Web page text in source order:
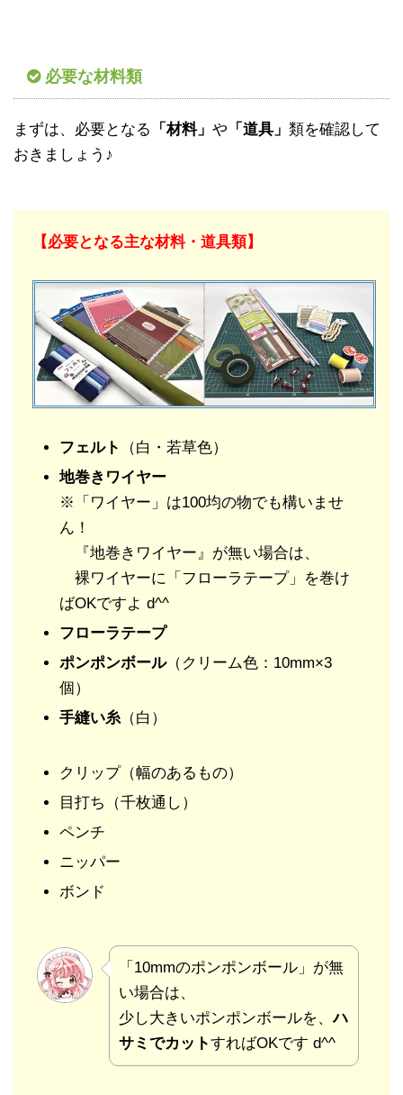
必要な材料類
まずは、必要となる 「材料」 や 「道具」 類を確認して
おきましょう♪
【必要となる主な材料・道具類】
フェルト
（白・若草色）
地巻きワイヤー
※「ワイヤー」は100均の物でも構いませ
ん！
『地巻きワイヤー』が無い場合は、
裸ワイヤーに「フローラテープ」を巻け
ばOKですよ d^^
フローラテープ
ポンポンボール（クリーム色：10mm×3
個）
手縫い糸（白）
クリップ（幅のあるもの）
目打ち（千枚通し）
ペンチ
ニッパー
ボンド
「10mmのポンポンボール」が無
い場合は、
少し大きいポンポンボールを、ハ
サミでカットすればOKです d^^